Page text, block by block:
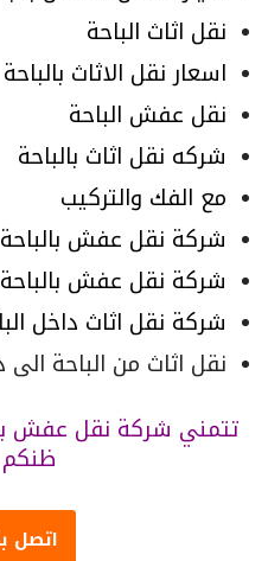
نقل اثاث الباحة
اسعار نقل الاثاث بالباحة
نقل عفش الباحة
شركه نقل اثاث بالباحة
مع الفك والتركيب
شركة نقل عفش بالباحة
شركة نقل عفش
شركة نقل اثاث داخل
نقل اثاث من الباحة
تتمني شركة نقل عفش
ظنكم
اتصل